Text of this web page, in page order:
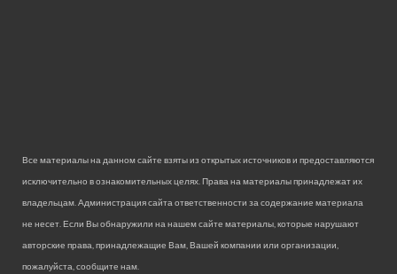
Все материалы на данном сайте взяты из открытых источников и предоставляются
исключительно в ознакомительных целях. Права на материалы принадлежат их
владельцам. Администрация сайта ответственности за содержание материала
не несет. Если Вы обнаружили на нашем сайте материалы, которые нарушают
авторские права, принадлежащие Вам, Вашей компании или организации,
пожалуйста, сообщите нам.